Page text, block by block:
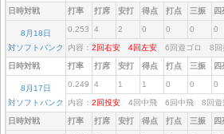
日時対戦 打率 打席 安打 得点 打点 三振 四
8月18日
対ソフトバンク
0.253 4 2 0 0 0 0
内容： 2回右安 4回左安 6回遊ゴロ 8
日時対戦 打率 打席 安打 得点 打点 三振 四
8月17日
対ソフトバンク
0.249 4 1 1 0 0 0
内容： 2回投安 4回中飛 6回中飛 8回
日時対戦 打率 打席 安打 得点 打点 三振 四